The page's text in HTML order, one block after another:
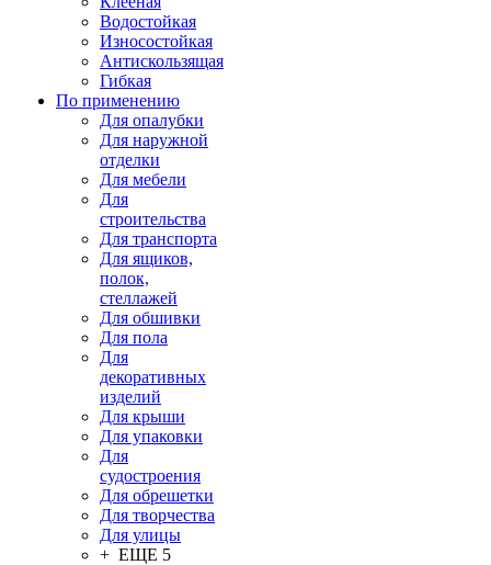
Водостойкая
Износостойкая
Антискользящая
Гибкая
По применению
Для опалубки
Для наружной
отделки
Для мебели
Для
строительства
Для транспорта
Для ящиков,
полок,
стеллажей
Для обшивки
Для пола
Для
декоративных
изделий
Для крыши
Для упаковки
Для
судостроения
Для обрешетки
Для творчества
Для улицы
+ ЕЩЕ 5